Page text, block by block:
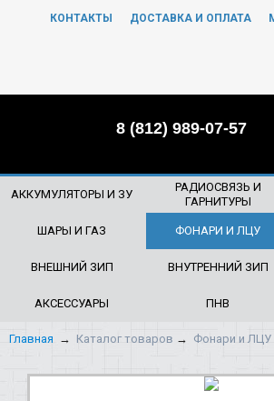
КОНТАКТЫ ДОСТАВКА И ОПЛАТА
8 (812) 989-07-57
АККУМУЛЯТОРЫ И ЗУ
РАДИОСВЯЗЬ И
ГАРНИТУРЫ
ШАРЫ И ГАЗ ФОНАРИ И ЛЦУ
ВНЕШНИЙ ЗИП ВНУТРЕННИЙ ЗИП
АКСЕССУАРЫ ПНВ
Главная → Каталог товаров → Фонари и ЛЦУ
ЧТО БУДЕМ ИСКАТЬ?